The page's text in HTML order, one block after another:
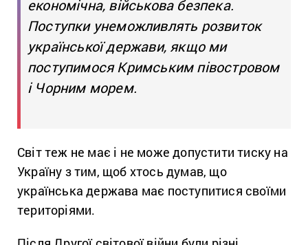
економічна, військова безпека.
Поступки унеможливлять розвиток
української держави, якщо ми
поступимося Кримським півостровом
і Чорним морем.
Світ теж не має і не може допустити тиску на
Україну з тим, щоб хтось думав, що
українська держава має поступитися своїми
територіями.